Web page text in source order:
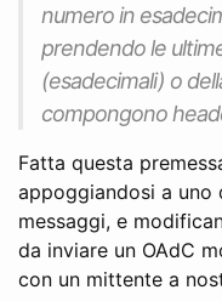
numero in
prendendo le
(esadecimali) o
compongono
Fatta questa
appoggiandosi a uno
messaggi, e
da inviare un OAdC
con un mittente a